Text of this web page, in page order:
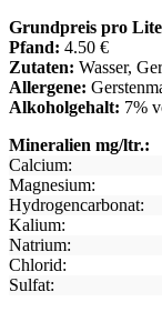
Grundpreis pro
Pfand: 4.50 €
Zutaten: Wasser,
Allergene:
Alkoholgehalt: 7%
Mineralien mg/ltr.:
Calcium:
Magnesium:
Hydrogencarbonat:
Kalium:
Natrium:
Chlorid:
Sulfat: